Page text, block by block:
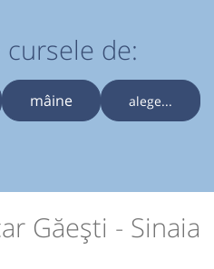
de:
mâine alege...
Găești - Sinaia